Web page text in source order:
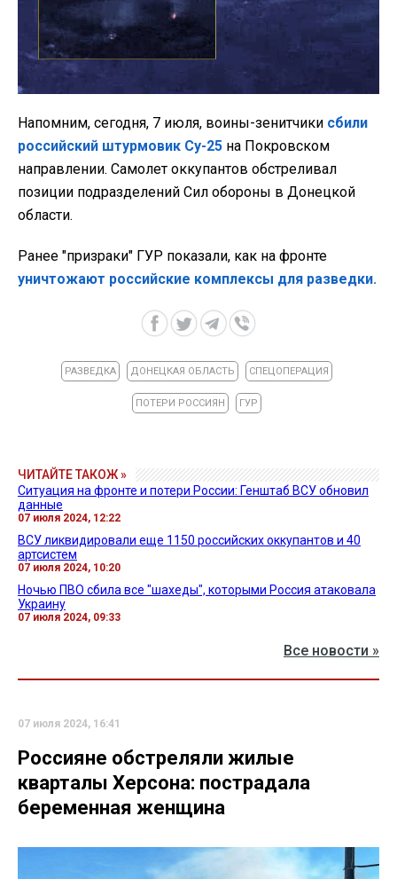
Напомним, сегодня, 7 июля, воины-зенитчики сбили
российский штурмовик Су-25 на Покровском
направлении. Самолет оккупантов обстреливал
позиции подразделений Сил обороны в Донецкой
области.
Ранее "призраки" ГУР показали, как на фронте
уничтожают российские комплексы для разведки.
РАЗВЕДКА ДОНЕЦКАЯ ОБЛАСТЬ СПЕЦОПЕРАЦИЯ
ПОТЕРИ РОССИЯН ГУР
ЧИТАЙТЕ ТАКОЖ »
Ситуация на фронте и потери России: Генштаб ВСУ обновил
данные
07 июля 2024, 12:22
ВСУ ликвидировали еще 1150 российских оккупантов и 40
артсистем
07 июля 2024, 10:20
Ночью ПВО сбила все "шахеды", которыми Россия атаковала
Украину
07 июля 2024, 09:33
Все новости »
07 июля 2024, 16:41
Россияне обстреляли жилые
кварталы Херсона: пострадала
беременная женщина